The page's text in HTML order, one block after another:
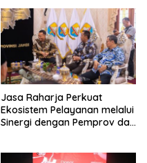
Jasa Raharja Perkuat
Ekosistem Pelayanan melalui
Sinergi dengan Pemprov dan